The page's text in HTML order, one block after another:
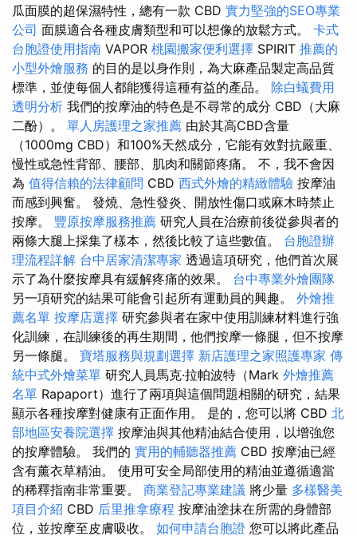
瓜面膜的超保濕特性，總有一款 CBD 實力堅強的SEO專業
公司 面膜適合各種皮膚類型和可以想像的放鬆方式。 卡式
台胞證使用指南 VAPOR 桃園搬家便利選擇 SPIRIT 推薦的
小型外燴服務 的目的是以身作則，為大麻產品製定高品質
標準，並使每個人都能獲得這種有益的產品。 除白蟻費用
透明分析 我們的按摩油的特色是不尋常的成分 CBD（大麻
二酚）。 單人房護理之家推薦 由於其高CBD含量
（1000mg CBD）和100%天然成分，它能有效對抗嚴重、
慢性或急性背部、腰部、肌肉和關節疼痛。 不，我不會因
為 值得信賴的法律顧問 CBD 西式外燴的精緻體驗 按摩油
而感到興奮。 發燒、急性發炎、開放性傷口或麻木時禁止
按摩。 豐原按摩服務推薦 研究人員在治療前後從參與者的
兩條大腿上採集了樣本，然後比較了這些數值。 台胞證辦
理流程詳解 台中居家清潔專家 透過這項研究，他們首次展
示了為什麼按摩具有緩解疼痛的效果。 台中專業外燴團隊
另一項研究的結果可能會引起所有運動員的興趣。 外燴推
薦名單 按摩店選擇 研究參與者在家中使用訓練材料進行強
化訓練，在訓練後的再生期間，他們按摩一條腿，但不按摩
另一條腿。 寶塔服務與規劃選擇 新店護理之家照護專家 傳
統中式外燴菜單 研究人員馬克·拉帕波特（Mark 外燴推薦
名單 Rapaport）進行了兩項與這個問題相關的研究，結果
顯示各種按摩對健康有正面作用。 是的，您可以將 CBD 北
部地區安養院選擇 按摩油與其他精油結合使用，以增強您
的按摩體驗。 我們的 實用的輔聽器推薦 CBD 按摩油已經
含有薰衣草精油。 使用可安全局部使用的精油並遵循適當
的稀釋指南非常重要。 商業登記專業建議 將少量 多樣醫美
項目介紹 CBD 后里推拿療程 按摩油塗抹在所需的身體部
位，並按摩至皮膚吸收。 如何申請台胞證 您可以將此產品